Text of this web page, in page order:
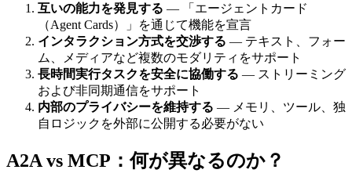
互いの能力を発見する — 「エージェントカード
（Agent Cards）」を通じて機能を宣言
インタラクション方式を交渉する — テキスト、フォー
ム、メディアなど複数のモダリティをサポート
長時間実行タスクを安全に協働する — ストリーミング
および非同期通信をサポート
内部のプライバシーを維持する — メモリ、ツール、独
自ロジックを外部に公開する必要がない
A2A vs MCP：何が異なるのか？